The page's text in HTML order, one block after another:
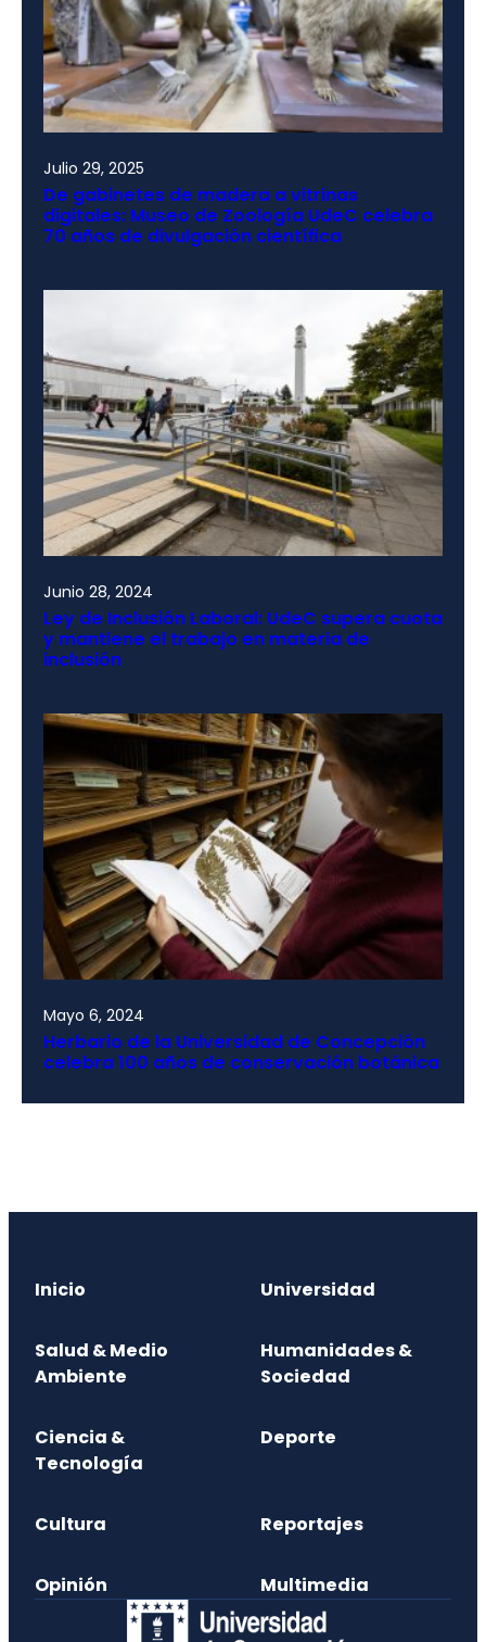
Julio 29, 2025
De gabinetes de madera a vitrinas
digitales: Museo de Zoología UdeC celebra
70 años de divulgación científica
Junio 28, 2024
Ley de Inclusión Laboral: UdeC supera cuota
y mantiene el trabajo en materia de
inclusión
Mayo 6, 2024
Herbario de la Universidad de Concepción
celebra 100 años de conservación botánica
Inicio Universidad
Salud & Medio
Ambiente
Humanidades &
Sociedad
Ciencia &
Tecnología
Deporte
Cultura Reportajes
Opinión Multimedia